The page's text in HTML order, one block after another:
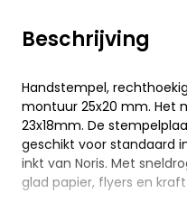
Beschrijving
Handstempel,
montuur 25x20 mm. Het
23x18mm. De
geschikt voor standaard
inkt van Noris. Met
glad papier, flyers en